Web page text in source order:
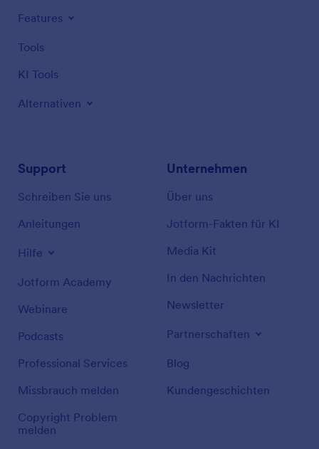
Features
Tools
KI Tools
Alternativen
Support
Schreiben Sie uns
Anleitungen
Hilfe
Jotform Academy
Webinare
Podcasts
Professional Services
Missbrauch melden
Copyright Problem
melden
Unternehmen
Über uns
Jotform-Fakten für KI
Media Kit
In den Nachrichten
Newsletter
Partnerschaften
Blog
Kundengeschichten